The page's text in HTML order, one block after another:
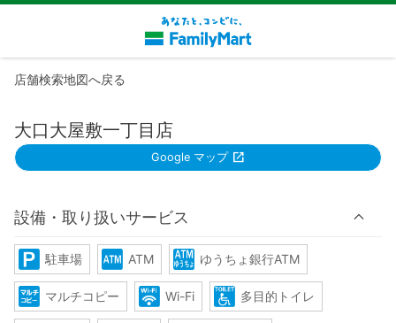
店舗検索地図へ戻る
大口大屋敷一丁目店
Google マップ
設備・取り扱いサービス
駐車場 ATM ゆうちょ銀行ATM
マルチコピー Wi-Fi 多目的トイレ